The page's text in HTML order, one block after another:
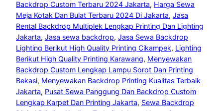
Backdrop Custom Terbaru 2024 Jakarta, Harga Sewa
Meja Kotak Dan Bulat Terbaru 2024 Di Jakarta, Jasa
Rental Backdrop Multiplek Lengkap Printing Dan Lighting
Jakarta, Jasa sewa backdrop, Jasa Sewa Backdrop
Lighting Berikut High Quality Printing Cikampek, Lighting
Berikut High Quality Printing Karawang, Menyewakan
Backdrop Custom Lengkap Lampu Sorot Dan Printing
Bekasi, Menyewakan Backdrop Printing Kualitas Terbaik
Jakarta, Pusat Sewa Panggung Dan Backdrop Custom
Lengkap Karpet Dan Printing Jakarta, Sewa Backdrop